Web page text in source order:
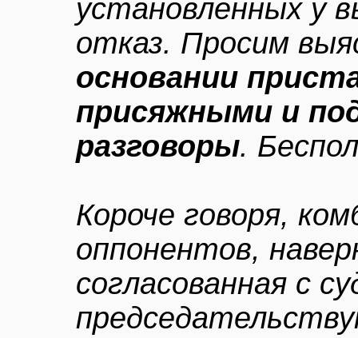
установленных у
отказ. Просим
основании
присяжными и
разговоры.
Короче говоря,
оппонентов,
согласованная с